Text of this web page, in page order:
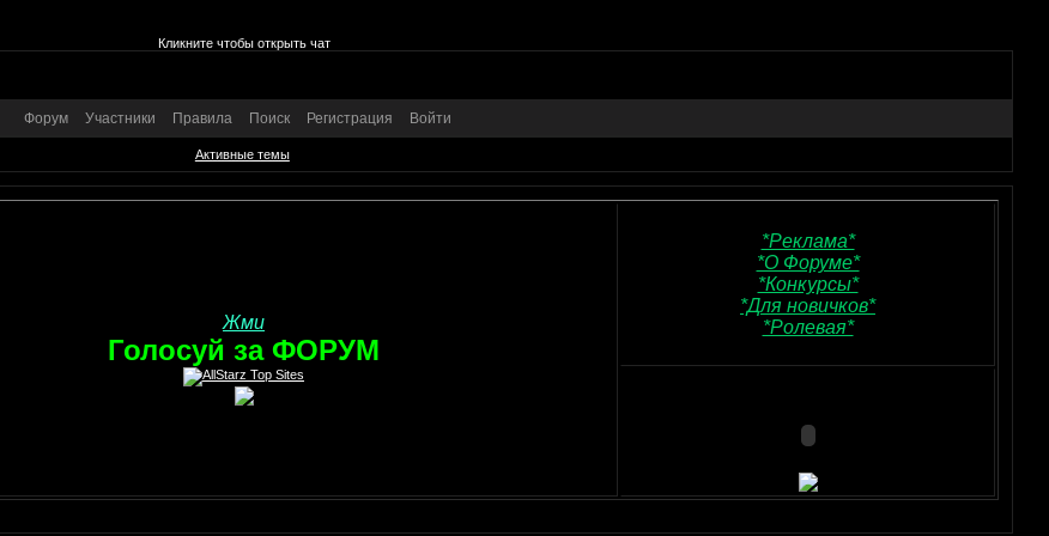
Кликните чтобы открыть чат
Форум Участники Правила Поиск Регистрация Войти
Активные темы
Жми
Голосуй за ФОРУМ
*Реклама*
*О Форуме*
*Конкурсы*
*Для новичков*
*Ролевая*